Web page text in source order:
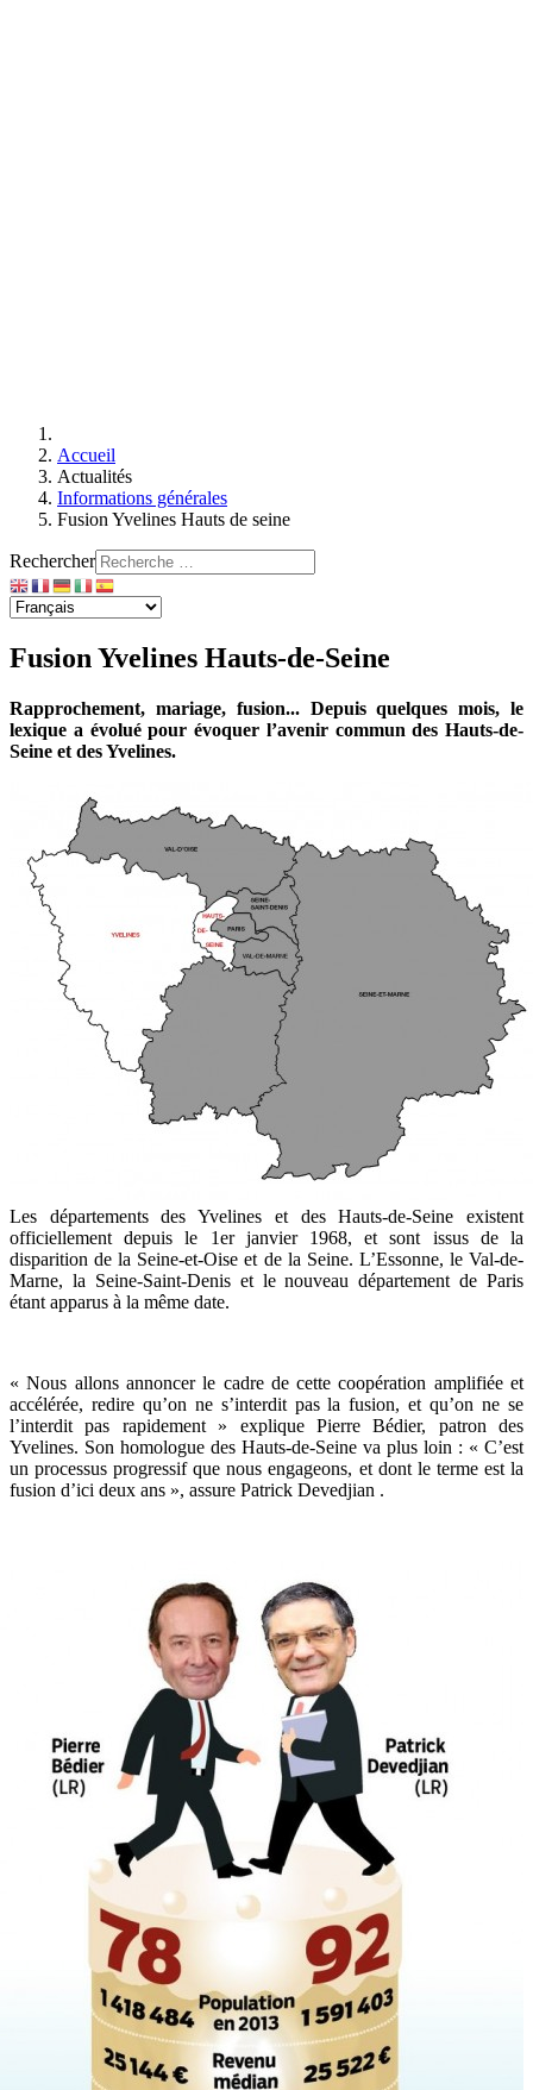
Accueil
Actualités
Informations générales
Fusion Yvelines Hauts de seine
Rechercher
Fusion Yvelines Hauts-de-Seine
Rapprochement, mariage, fusion... Depuis quelques mois, le
lexique a évolué pour évoquer l’avenir commun des Hauts-de-
Seine et des Yvelines.
Les départements des Yvelines et des Hauts-de-Seine existent
officiellement depuis le 1er janvier 1968, et sont issus de la
disparition de la Seine-et-Oise ​et de la Seine. L’Essonne, le Val-de-
Marne, la Seine-Saint-Denis et le nouveau département de Paris
étant apparus à la même date.
« Nous allons annoncer le cadre de cette coopération amplifiée et
accélérée, redire qu’on ne s’interdit pas la fusion, et qu’on ne se
l’interdit pas rapidement » explique Pierre Bédier, patron des
Yvelines. Son homologue des Hauts-de-Seine va plus loin : « C’est
un processus progressif que nous engageons, et dont le terme est la
fusion d’ici deux ans », assure Patrick Devedjian .